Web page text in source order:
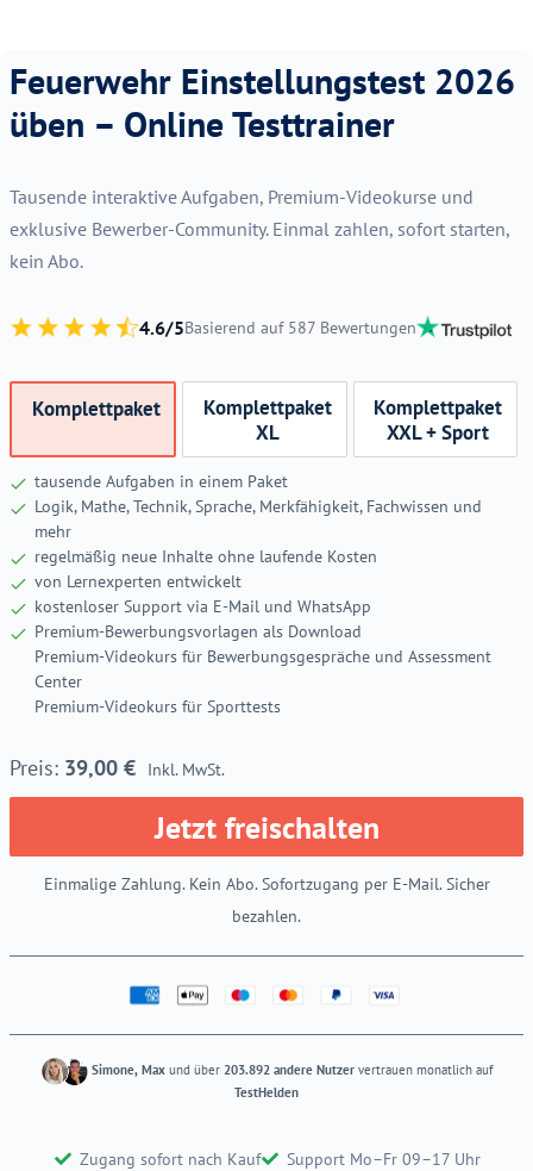
Feuerwehr Einstellungstest 2026
üben – Online Testtrainer
Tausende interaktive Aufgaben, Premium-Videokurse und
exklusive Bewerber-Community. Einmal zahlen, sofort starten,
kein Abo.
4.6/5Basierend auf 587 Bewertungen
Komplettpaket
Komplettpaket
XL
Komplettpaket
XXL + Sport
tausende Aufgaben in einem Paket
Logik, Mathe, Technik, Sprache, Merkfähigkeit, Fachwissen und
mehr
regelmäßig neue Inhalte ohne laufende Kosten
von Lernexperten entwickelt
kostenloser Support via E-Mail und WhatsApp
Premium-Bewerbungsvorlagen als Download
Premium-Videokurs für Bewerbungsgespräche und Assessment
Center
Premium-Videokurs für Sporttests
39,00 € Inkl. MwSt.
Jetzt freischalten
Einmalige Zahlung. Kein Abo. Sofortzugang per E-Mail. Sicher
bezahlen.
Simone, Maxund über 203.892 andere Nutzervertrauen monatlich auf
TestHelden
Zugang sofort nach Kauf
Support Mo–Fr 09–17 Uhr